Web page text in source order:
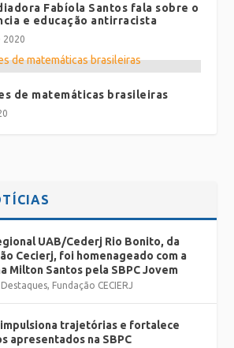
Fabíola Santos fala sobre o
e educação antirracista
2020
de matemáticas brasileiras
UAB/Cederj Rio Bonito, da
Cecierj, foi homenageado com a
Milton Santos pela SBPC Jovem
Destaques, Fundação CECIERJ
trajetórias e fortalece
apresentados na SBPC